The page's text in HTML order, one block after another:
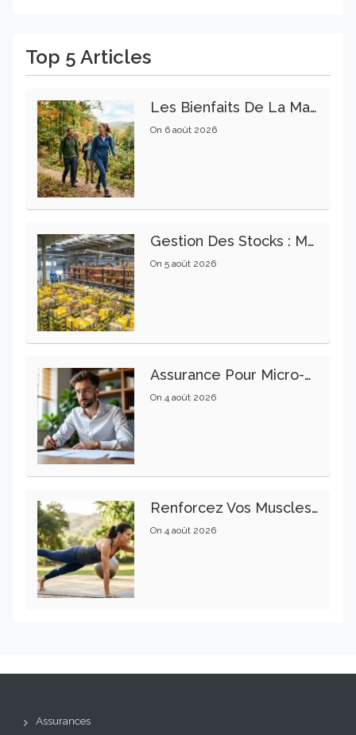
Top 5 Articles
Les Bienfaits De La Marche Sur La Santé Physique Et Mentale
On 6 août 2026
Gestion Des Stocks : Meilleures Pratiques Intralogistiques
On 5 août 2026
Assurance Pour Micro-Entrepreneur : Les Garanties Essentielles À Connaître
On 4 août 2026
Renforcez Vos Muscles Profonds Pour Apaiser Votre Mal De Dos
On 4 août 2026
Assurances